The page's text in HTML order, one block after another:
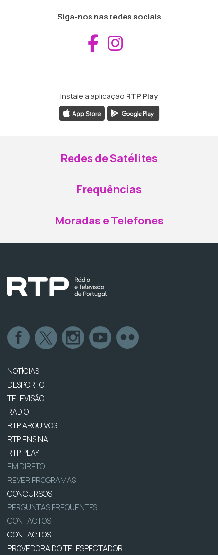
Siga-nos nas redes sociais
Aceder ao
Instale a aplicação RTP Play
Redes de Satélites
Frequências
Moradas e Telefones
NOTÍCIAS
DESPORTO
TELEVISÃO
RÁDIO
RTP ARQUIVOS
RTP ENSINA
RTP PLAY
EM DIRETO
REVER PROGRAMAS
CONCURSOS
PERGUNTAS FREQUENTES
CONTACTOS
CONTACTOS
PROVEDORA DO TELESPECTADOR